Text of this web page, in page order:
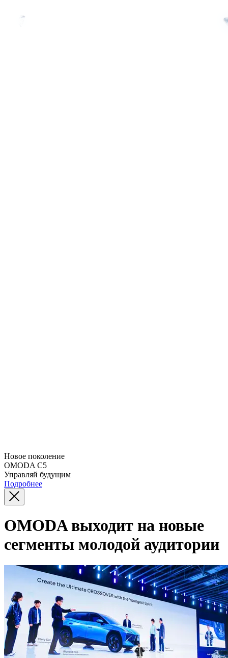
Новое поколение
OMODA C5
Управляй будущим
Подробнее
OMODA выходит на новые
сегменты молодой аудитории